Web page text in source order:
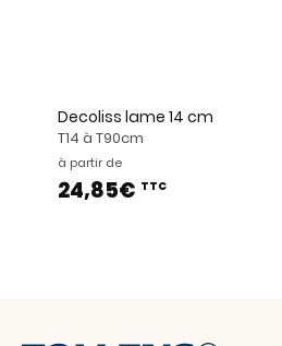
Decoliss lame 14 cm
T14 à T90cm
à partir de
24,85€ TTC